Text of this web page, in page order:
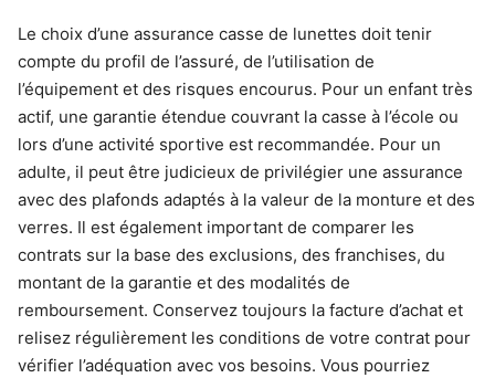
Le choix d’une assurance casse de lunettes doit tenir
compte du profil de l’assuré, de l’utilisation de
l’équipement et des risques encourus. Pour un enfant très
actif, une garantie étendue couvrant la casse à l’école ou
lors d’une activité sportive est recommandée. Pour un
adulte, il peut être judicieux de privilégier une assurance
avec des plafonds adaptés à la valeur de la monture et des
verres. Il est également important de comparer les
contrats sur la base des exclusions, des franchises, du
montant de la garantie et des modalités de
remboursement. Conservez toujours la facture d’achat et
relisez régulièrement les conditions de votre contrat pour
vérifier l’adéquation avec vos besoins. Vous pourriez